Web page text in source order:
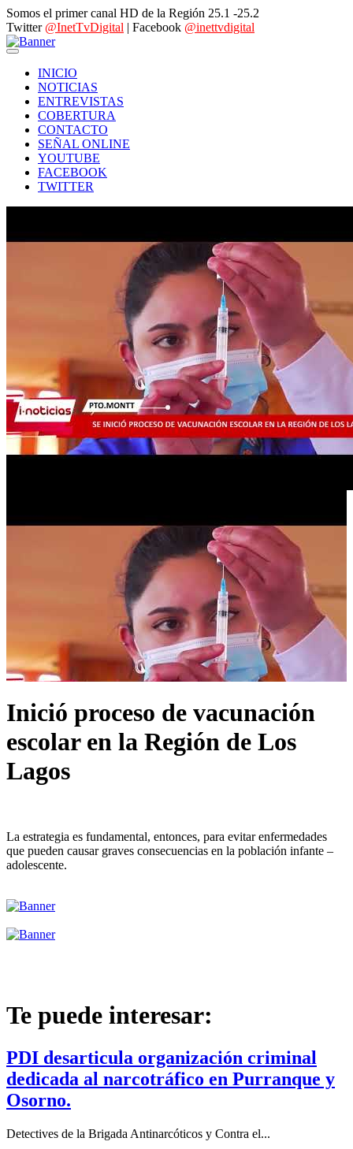
Somos el primer canal HD de la Región 25.1 -25.2
Twitter @InetTvDigital | Facebook @inettvdigital
INICIO
NOTICIAS
ENTREVISTAS
COBERTURA
CONTACTO
SEÑAL ONLINE
YOUTUBE
FACEBOOK
TWITTER
Inició proceso de vacunación
escolar en la Región de Los
Lagos
La estrategia es fundamental, entonces, para evitar enfermedades
que pueden causar graves consecuencias en la población infante –
adolescente.
Te puede interesar:
PDI desarticula organización criminal
dedicada al narcotráfico en Purranque y
Osorno.
Detectives de la Brigada Antinarcóticos y Contra el...